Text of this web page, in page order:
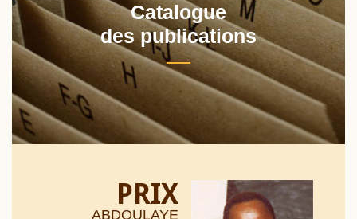
Catalogue
des publications
PRIX
ABDOULAYE